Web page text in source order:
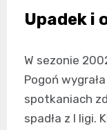
Upadek i
W sezonie
Pogoń
spotkaniach
spadła z I ligi.